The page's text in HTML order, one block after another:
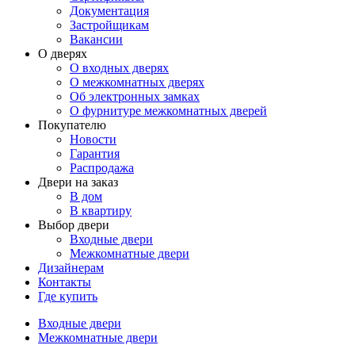
Документация
Застройщикам
Вакансии
О дверях
О входных дверях
О межкомнатных дверях
Об электронных замках
О фурнитуре межкомнатных дверей
Покупателю
Новости
Гарантия
Распродажа
Двери на заказ
В дом
В квартиру
Выбор двери
Входные двери
Межкомнатные двери
Дизайнерам
Контакты
Где купить
Входные двери
Межкомнатные двери